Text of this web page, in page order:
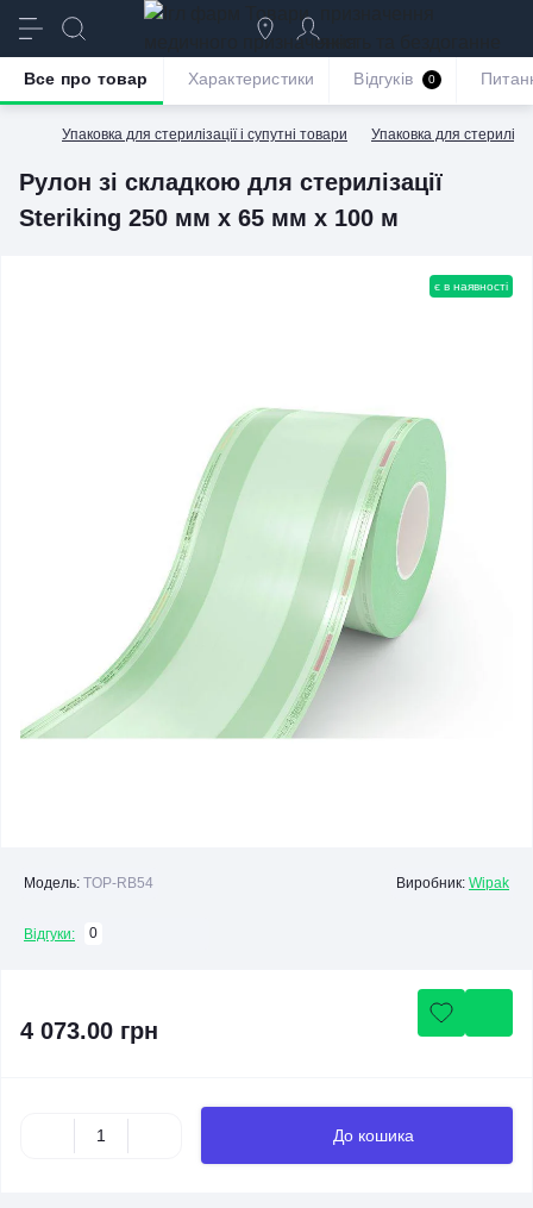
якість та бездоганне
обслуговування
Упаковка для стерилізації і супутні товари Упаковка для
Рулон зі складкою для стерилізації
Steriking 250 мм x 65 мм х 100 м
Все про товар Характеристики Відгуків 0
є в наявності
Модель: TOP-RB54 Виробник: Wipak
Відгуки: 0
4 073.00 грн
До кошика